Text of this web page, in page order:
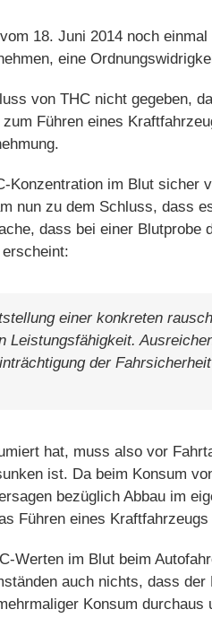
18. Juni 2014 noch
eine
von THC nicht gegeben,
Führen eines
Konzentration im Blut sicher
nun zu dem Schluss, dass
dass bei einer
einer konkreten
Leistungsfähigkeit.
der
hat, muss also vor
ist. Da beim Konsum
bezüglich Abbau im
Führen eines
Werten im Blut beim
auch nichts, dass
Konsum